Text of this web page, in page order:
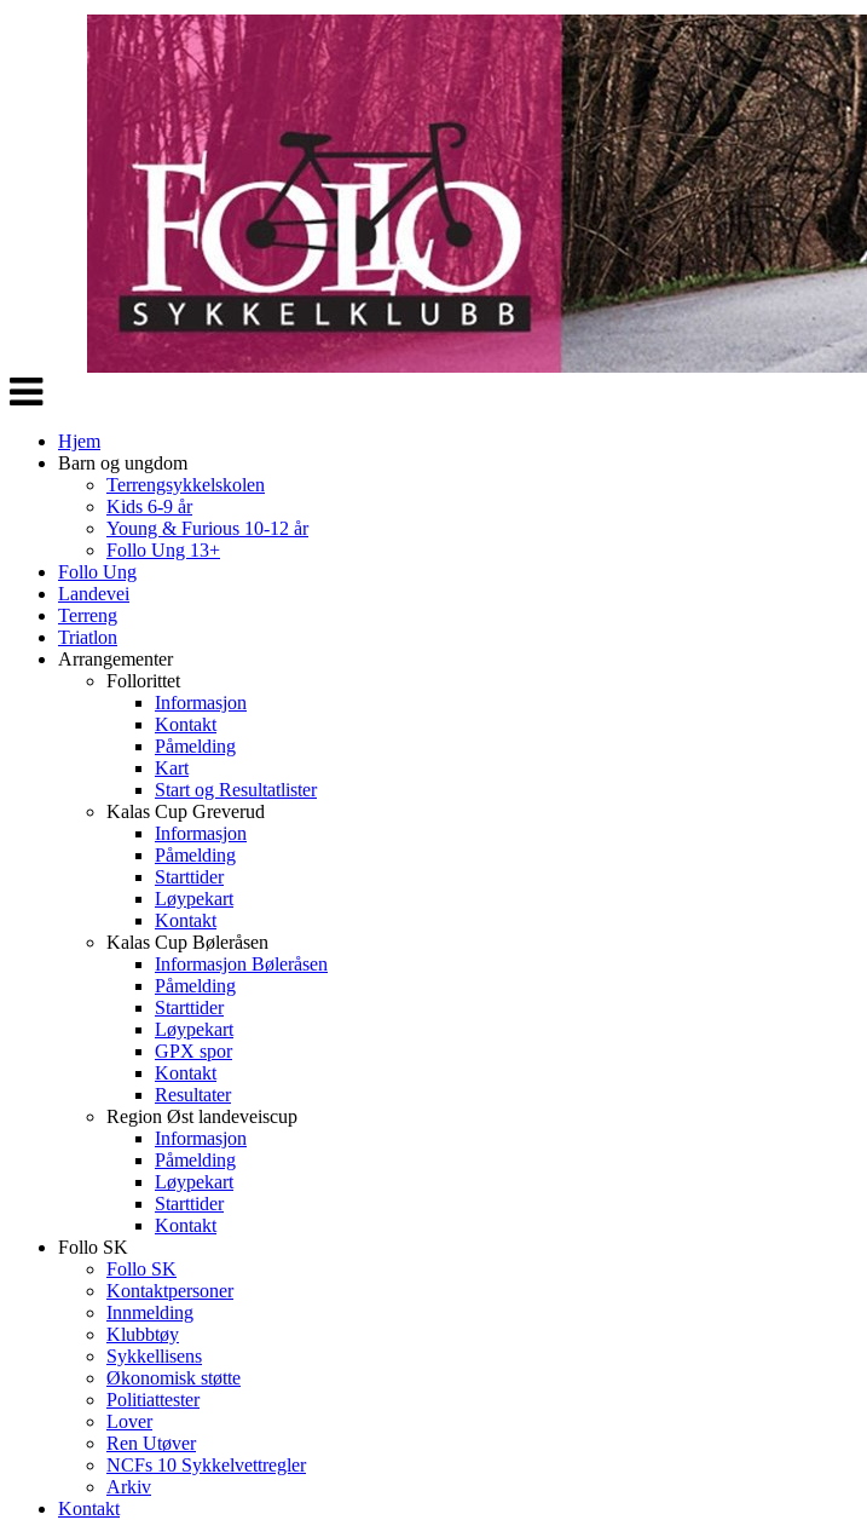
Veksle
navigasjon
Hjem
Barn og ungdom
Terrengsykkelskolen
Kids 6-9 år
Young & Furious 10-12 år
Follo Ung 13+
Follo Ung
Landevei
Terreng
Triatlon
Arrangementer
Follorittet
Informasjon
Kontakt
Påmelding
Kart
Start og Resultatlister
Kalas Cup Greverud
Informasjon
Påmelding
Starttider
Løypekart
Kontakt
Kalas Cup Bøleråsen
Informasjon Bøleråsen
Påmelding
Starttider
Løypekart
GPX spor
Kontakt
Resultater
Region Øst landeveiscup
Informasjon
Påmelding
Løypekart
Starttider
Kontakt
Follo SK
Follo SK
Kontaktpersoner
Innmelding
Klubbtøy
Sykkellisens
Økonomisk støtte
Politiattester
Lover
Ren Utøver
NCFs 10 Sykkelvettregler
Arkiv
Kontakt